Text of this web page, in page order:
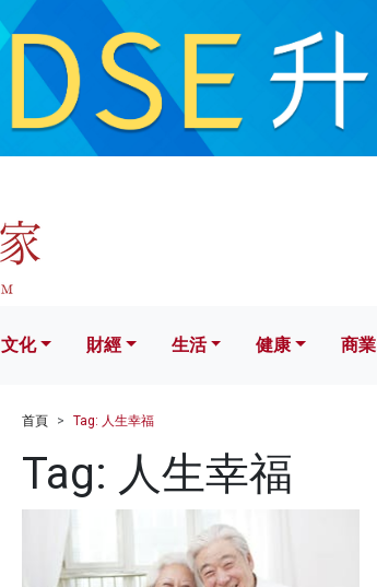
財經 生活 健康
文化 財經 生活 健康 商業
首頁 Tag: 人生幸福
Tag: 人生幸福